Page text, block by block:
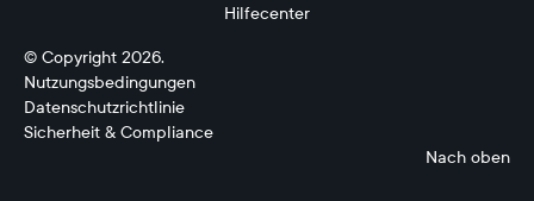
Hilfecenter
© Copyright 2026.
Nutzungsbedingungen
Datenschutzrichtlinie
Sicherheit & Compliance
Nach oben